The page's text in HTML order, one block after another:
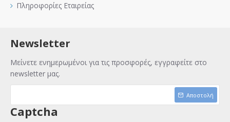
Πληροφορίες Εταιρείας
Newsletter
Μείνετε ενημερωμένοι για τις προσφορές, εγγραφείτε στο
newsletter μας.
Αποστολή
Captcha